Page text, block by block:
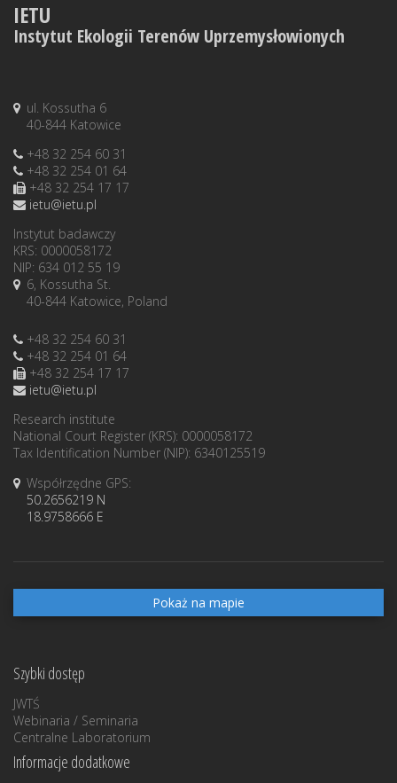
IETU
Instytut Ekologii Terenów Uprzemysłowionych
ul. Kossutha 6
40-844 Katowice
+48 32 254 60 31
+48 32 254 01 64
+48 32 254 17 17
ietu@ietu.pl
Instytut badawczy
KRS: 0000058172
NIP: 634 012 55 19
6, Kossutha St.
40-844 Katowice, Poland
+48 32 254 60 31
+48 32 254 01 64
+48 32 254 17 17
ietu@ietu.pl
Research institute
National Court Register (KRS): 0000058172
Tax Identification Number (NIP): 6340125519
Współrzędne GPS:
50.2656219 N
18.9758666 E
Pokaż na mapie
Szybki dostęp
JWTŚ
Webinaria / Seminaria
Centralne Laboratorium
Informacje dodatkowe